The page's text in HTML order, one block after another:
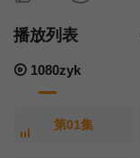
播放列表
1080zyk
第01集